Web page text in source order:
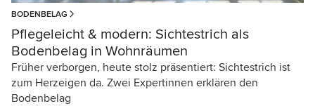
BODENBELAG
Pflegeleicht & modern: Sichtestrich als
Bodenbelag in Wohnräumen
Früher verborgen, heute stolz präsentiert: Sichtestrich ist
zum Herzeigen da. Zwei Expertinnen erklären den
Bodenbelag